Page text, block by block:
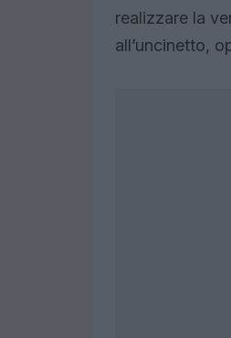
realizzare la
all’uncinetto,